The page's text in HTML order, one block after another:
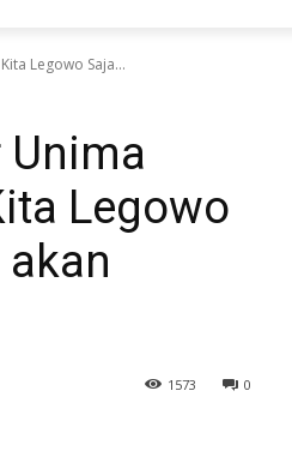
Legowo Saja...
Legowo
0
1573